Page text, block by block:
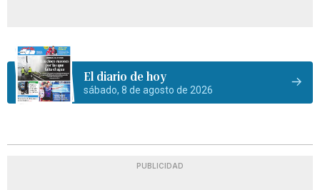
El diario de hoy
sábado, 8 de agosto de 2026
PUBLICIDAD